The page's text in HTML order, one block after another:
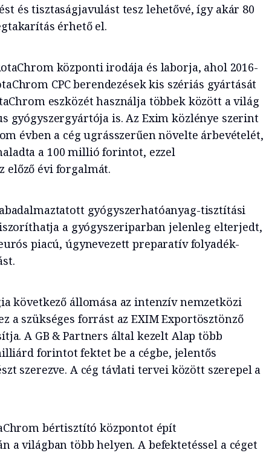
és tisztaságjavulást tesz lehetővé, így akár 80
érhető el.
központi irodája és laborja, ahol 2016-
CPC berendezések kis szériás gyártását
eszközét használja többek között a világ
gyógyszergyártója is. Az Exim közlénye szerint
évben a cég ugrásszerűen növelte árbevételét,
a 100 millió forintot, ezzel
előző évi forgalmát.
gyógyszerhatóanyag-tisztítási
a gyógyszeriparban jelenleg elterjedt,
piacú, úgynevezett preparatív folyadék-
következő állomása az intenzív nemzetközi
a szükséges forrást az EXIM Exportösztönző
A GB & Partners által kezelt Alap több
forintot fektet be a cégbe, jelentős
szerezve. A cég távlati tervei között szerepel a
bértisztító központot épít
a világban több helyen. A befektetéssel a céget